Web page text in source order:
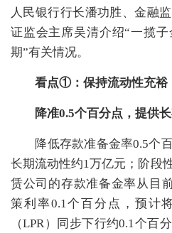
人民银行行长潘功胜、金融
证监会主席吴清介绍“一揽
期”有关情况。
看点①：保持流动性充裕
降准0.5个百分点，提供
降低存款准备金率0.5个百
长期流动性约1万亿元；阶段
赁公司的存款准备金率从目
策利率0.1个百分点，预计
（LPR）同步下行约0.1个